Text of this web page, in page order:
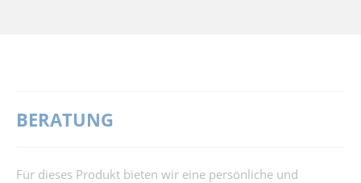
BERATUNG
Für dieses Produkt bieten wir eine persönliche und